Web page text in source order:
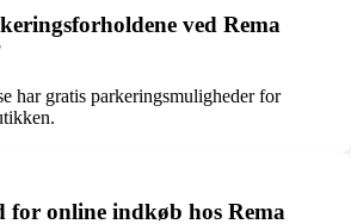
ved Rema
har gratis parkeringsmuligheder for
for online indkøb hos Rema